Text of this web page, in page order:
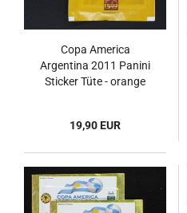
Copa America
Argentina 2011 Panini
Sticker Tüte - orange
19,90 EUR